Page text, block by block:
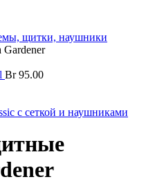
щитки, наушники
Br95.00
с сеткой и наушниками